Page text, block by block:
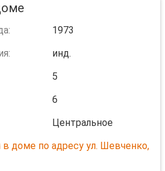
1973
инд.
5
6
Центральное
доме по адресу ул. Шевченко,